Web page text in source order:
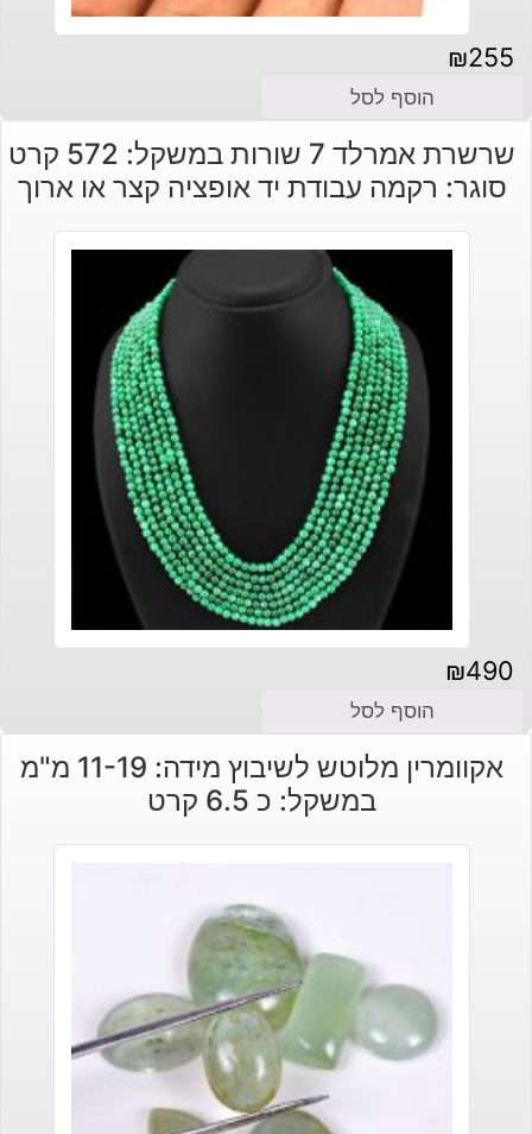
₪255
הוסף לסל
שרשרת אמרלד 7 שורות במשקל: 572 קרט
סוגר: רקמה עבודת יד אופציה קצר או ארוך
₪490
הוסף לסל
אקוומרין מלוטש לשיבוץ מידה: 11-19 מ"מ
במשקל: כ 6.5 קרט